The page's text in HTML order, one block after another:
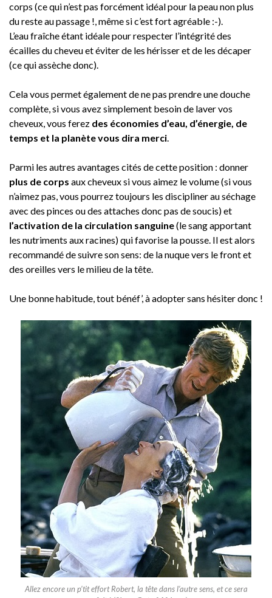
corps (ce qui n’est pas forcément idéal pour la peau non plus
du reste au passage !, même si c’est fort agréable :-).
L’eau fraîche étant idéale pour respecter l’intégrité des
écailles du cheveu et éviter de les hérisser et de les décaper
(ce qui assèche donc).
Cela vous permet également de ne pas prendre une douche
complète, si vous avez simplement besoin de laver vos
cheveux, vous ferez des économies d’eau, d’énergie, de
temps et la planète vous dira merci.
Parmi les autres avantages cités de cette position : donner
plus de corps aux cheveux si vous aimez le volume (si vous
n’aimez pas, vous pourrez toujours les discipliner au séchage
avec des pinces ou des attaches donc pas de soucis) et
l’activation de la circulation sanguine(le sang apportant
les nutriments aux racines) qui favorise la pousse. Il est alors
recommandé de suivre son sens: de la nuque vers le front et
des oreilles vers le milieu de la tête.
Une bonne habitude, tout bénéf’, à adopter sans hésiter donc !
Allez encore un p’tit effort Robert, la tête dans l’autre sens, et ce sera